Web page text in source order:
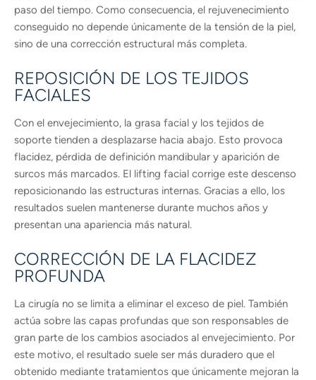
paso del tiempo. Como consecuencia, el rejuvenecimiento
conseguido no depende únicamente de la tensión de la piel,
sino de una corrección estructural más completa.
REPOSICIÓN DE LOS TEJIDOS
FACIALES
Con el envejecimiento, la grasa facial y los tejidos de
soporte tienden a desplazarse hacia abajo. Esto provoca
flacidez, pérdida de definición mandibular y aparición de
surcos más marcados. El lifting facial corrige este descenso
reposicionando las estructuras internas. Gracias a ello, los
resultados suelen mantenerse durante muchos años y
presentan una apariencia más natural.
CORRECCIÓN DE LA FLACIDEZ
PROFUNDA
La cirugía no se limita a eliminar el exceso de piel. También
actúa sobre las capas profundas que son responsables de
gran parte de los cambios asociados al envejecimiento. Por
este motivo, el resultado suele ser más duradero que el
obtenido mediante tratamientos que únicamente mejoran la